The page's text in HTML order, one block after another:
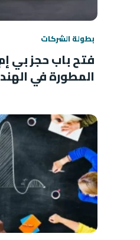
بطولة الشركات
المطورة في الهند